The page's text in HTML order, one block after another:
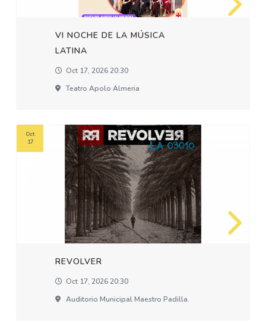
VI NOCHE DE LA MÚSICA
LATINA
Oct 17, 2026 20:30
Teatro Apolo Almeria
REVOLVER
Oct 17, 2026 20:30
Auditorio Municipal Maestro Padilla.
Oct
17